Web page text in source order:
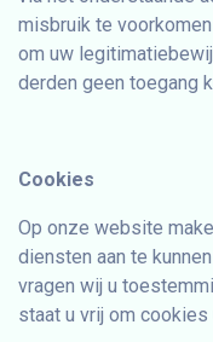
misbruik te
om uw
derden geen toegang
Cookies
Op onze website
diensten aan te
vragen wij u
staat u vrij om